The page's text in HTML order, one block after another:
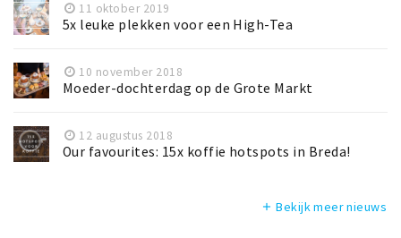
11 oktober 2019
5x leuke plekken voor een High-Tea
10 november 2018
Moeder-dochterdag op de Grote Markt
12 augustus 2018
Our favourites: 15x koffie hotspots in Breda!
add Bekijk meer nieuws